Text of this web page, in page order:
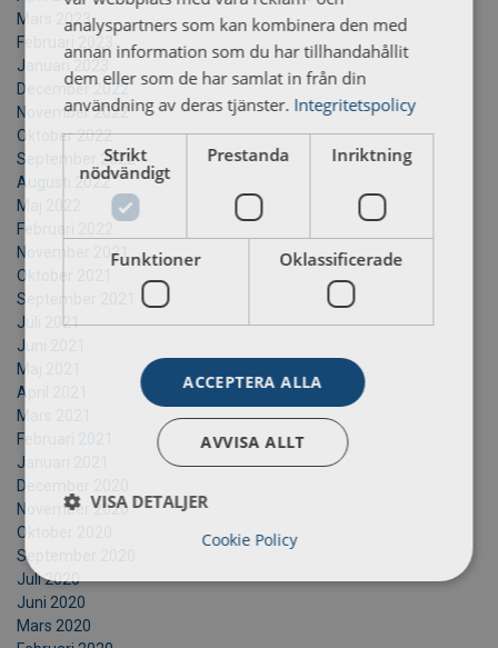
Mars 2023
Februari 2023
Januari 2023
December 2022
November 2022
Oktober 2022
September 2022
Augusti 2022
Maj 2022
Februari 2022
November 2021
Oktober 2021
September 2021
Juli 2021
Juni 2021
Maj 2021
April 2021
Mars 2021
Februari 2021
Januari 2021
December 2020
November 2020
Oktober 2020
September 2020
Juli 2020
Juni 2020
Mars 2020
analyspartners som kan kombinera den med
annan information som du har tillhandahållit
dem eller som de har samlat in från din
användning av deras tjänster. Integritetspolicy
Strikt
nödvändigt
Prestanda Inriktning
Funktioner Oklassificerade
ACCEPTERA ALLA
AVVISA ALLT
VISA DETALJER
Cookie Policy